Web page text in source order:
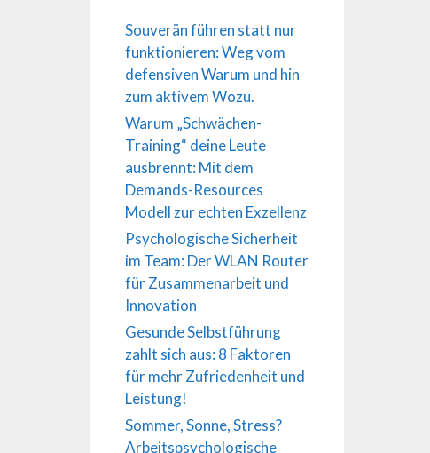
Souverän führen statt nur
funktionieren: Weg vom
defensiven Warum und hin
zum aktivem Wozu.
Warum „Schwächen-
Training“ deine Leute
ausbrennt: Mit dem
Demands-Resources
Modell zur echten Exzellenz
Psychologische Sicherheit
im Team: Der WLAN Router
für Zusammenarbeit und
Innovation
Gesunde Selbstführung
zahlt sich aus: 8 Faktoren
für mehr Zufriedenheit und
Leistung!
Sommer, Sonne, Stress?
Arbeitspsychologische